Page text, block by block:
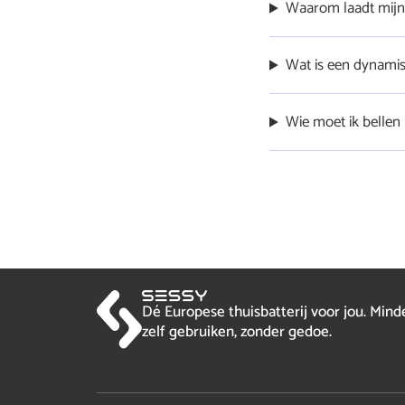
Waarom laadt
dynamisch
volledig bericht
Wat is een
‘spotmarkt’, de
Wie moet ik
Dé Europese thuisbatterij voor jou.
zelf gebruiken, zonder gedoe.